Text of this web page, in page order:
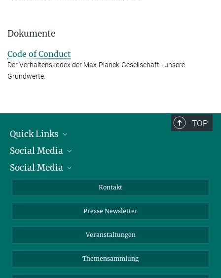
Dokumente
Code of Conduct
Der Verhaltenskodex der Max-Planck-Gesellschaft - unsere
Grundwerte.
TOP
Quick Links
Präsident
Zahlen und Fakten
Meldestelle Fehlverhalten
Social Media
Bluesky
Social Media
YouTube
Kontakt
Presse Newsletter
Veranstaltungen
Themensammlung